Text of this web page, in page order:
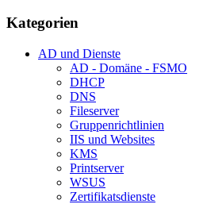
Kategorien
AD und Dienste
AD - Domäne - FSMO
DHCP
DNS
Fileserver
Gruppenrichtlinien
IIS und Websites
KMS
Printserver
WSUS
Zertifikatsdienste